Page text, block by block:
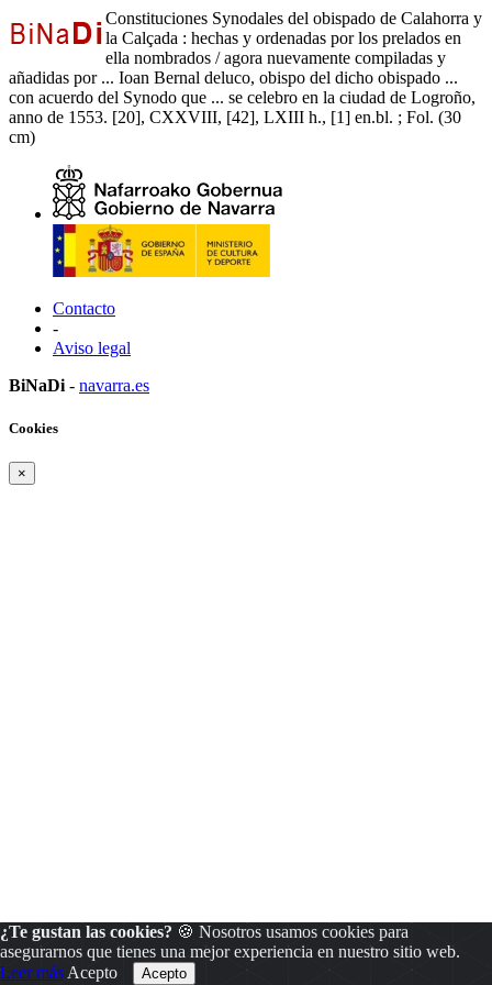
Constituciones Synodales del obispado de Calahorra y
la Calçada : hechas y ordenadas por los prelados en
ella nombrados / agora nuevamente compiladas y
añadidas por ... Ioan Bernal deluco, obispo del dicho obispado ...
con acuerdo del Synodo que ... se celebro en la ciudad de Logroño,
anno de 1553. [20], CXXVIII, [42], LXIII h., [1] en.bl. ; Fol. (30
cm)
Contacto
-
Aviso legal
BiNaDi - navarra.es
¿Te gustan las cookies? 🍪 Nosotros usamos cookies para
asegurarnos que tienes una mejor experiencia en nuestro sitio web.
Leer más Acepto
Cookies
×